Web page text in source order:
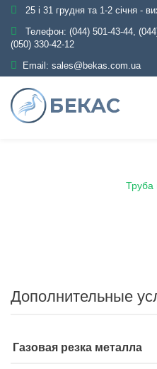
25 і 31 грудня та 1-2 січня -
Телефон: (044) 501-43-44,
(050) 330-42-12
Email: sales@bekas.com.ua
Труба
Дополнительные
Газовая резка металла